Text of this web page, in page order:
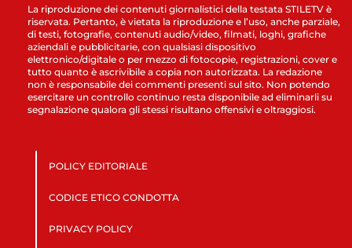
La riproduzione dei contenuti giornalistici della testata STILETV è
riservata. Pertanto, è vietata la riproduzione e l’uso, anche parziale,
di testi, fotografie, contenuti audio/video, filmati, loghi, grafiche
aziendali e pubblicitarie, con qualsiasi dispositivo
elettronico/digitale o per mezzo di fotocopie, registrazioni, cover e
tutto quanto è ascrivibile a copia non autorizzata. La redazione
non è responsabile dei commenti presenti sul sito. Non potendo
esercitare un controllo continuo resta disponibile ad eliminarli su
segnalazione qualora gli stessi risultano offensivi e oltraggiosi.
POLICY EDITORIALE
CODICE ETICO CONDOTTA
PRIVACY POLICY